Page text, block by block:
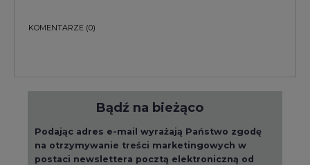
KOMENTARZE (0)
Bądź na bieżąco
Podając adres e-mail wyrażają Państwo zgodę
na otrzymywanie treści marketingowych w
postaci newslettera pocztą elektroniczną od